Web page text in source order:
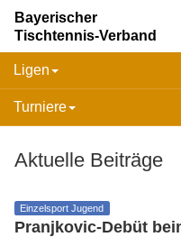
Bayerischer
Tischtennis-Verband
Ligen
Turniere
Aktuelle Beiträge
Einzelsport Jugend
Pranjkovic-Debüt